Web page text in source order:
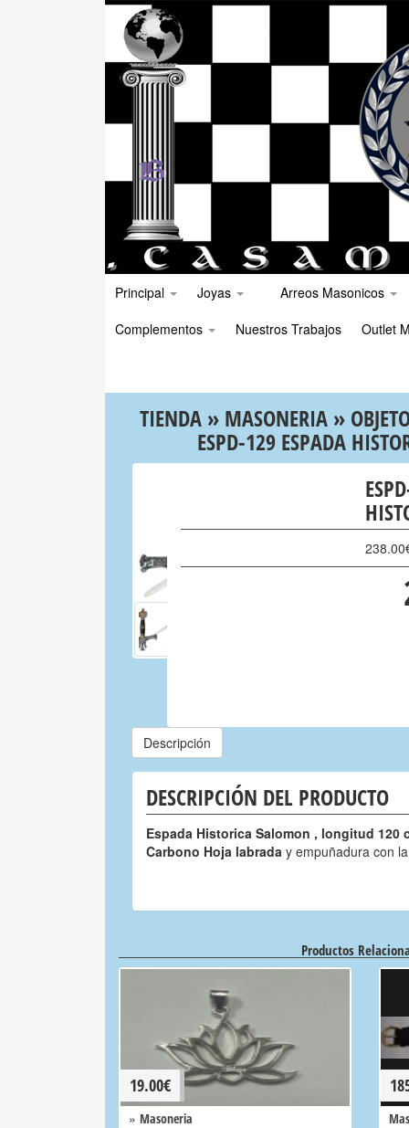
Principal Joyas
Arreos Masonicos
Complementos
Nuestros Trabajos Outlet
TIENDA» MASONERIA»
ESPD-129 ESPADA
238.00
Descripción
DESCRIPCIÓN DEL PRODUCTO
Espada Historica Salomon , longitud 120
Carbono Hoja labrada y empuñadura con
Productos
19.00€
» Masoneria